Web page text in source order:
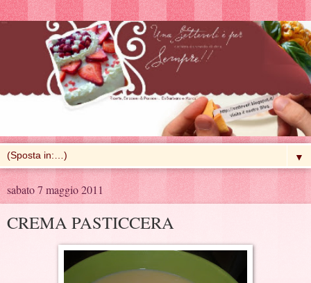
▼
sabato 7 maggio 2011
CREMA PASTICCERA